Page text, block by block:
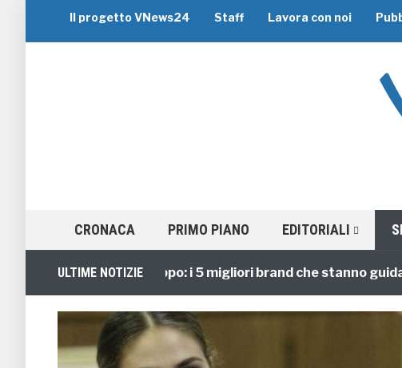
Il progetto VNews24 Staff Lavora con noi
CRONACA PRIMO PIANO EDITORIALI
ULTIME NOTIZIE
Viaggi di Gruppo: i 5 migliori brand che stanno guidando